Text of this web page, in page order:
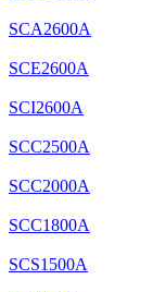
SCA2600A
SCE2600A
SCI2600A
SCC2500A
SCC2000A
SCC1800A
SCS1500A